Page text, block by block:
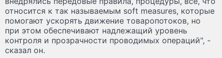
относится к так называемым soft measures, которые
помогают ускорять движение товаропотоков, но
при этом обеспечивают надлежащий уровень
контроля и прозрачности проводимых операций", -
сказал он.